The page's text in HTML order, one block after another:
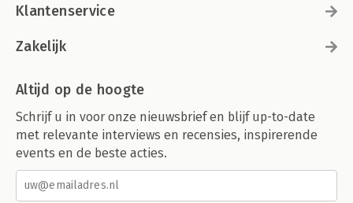
Klantenservice
Zakelijk
Altijd op de hoogte
Schrijf u in voor onze nieuwsbrief en blijf up-to-date
met relevante interviews en recensies, inspirerende
events en de beste acties.